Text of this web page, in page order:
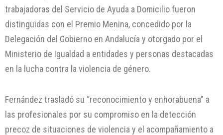
trabajadoras del Servicio de Ayuda a Domicilio fueron
distinguidas con el Premio Menina, concedido por la
Delegación del Gobierno en Andalucía y otorgado por el
Ministerio de Igualdad a entidades y personas destacadas
en la lucha contra la violencia de género.
Fernández trasladó su “reconocimiento y enhorabuena” a
las profesionales por su compromiso en la detección
precoz de situaciones de violencia y el acompañamiento a